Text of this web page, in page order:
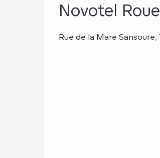
Novotel
Rue de la Mare